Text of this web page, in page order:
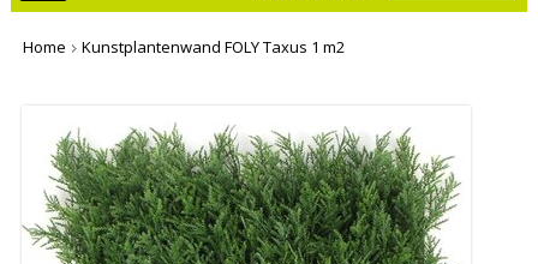
Home Kunstplantenwand FOLY Taxus 1 m2